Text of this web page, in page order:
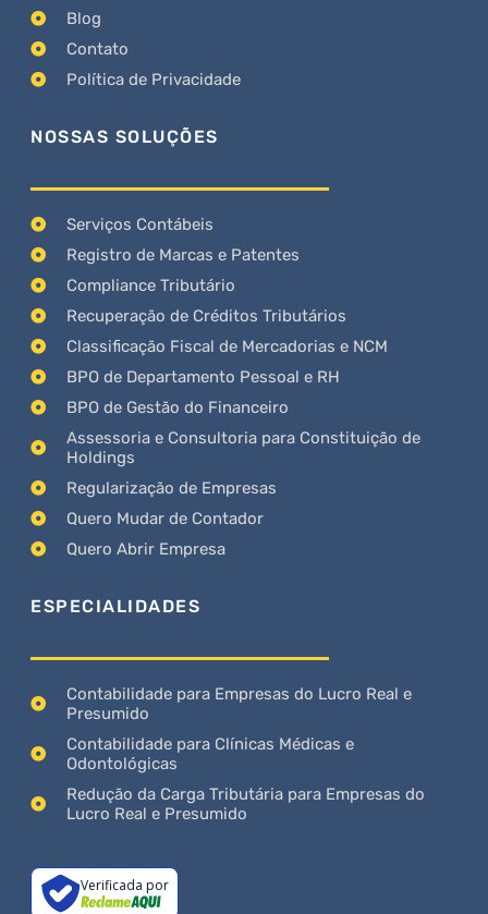
Blog
Contato
Política de Privacidade
NOSSAS SOLUÇÕES
Serviços Contábeis
Registro de Marcas e Patentes
Compliance Tributário
Recuperação de Créditos Tributários
Classificação Fiscal de Mercadorias e NCM
BPO de Departamento Pessoal e RH
BPO de Gestão do Financeiro
Assessoria e Consultoria para Constituição de
Holdings
Regularização de Empresas
Quero Mudar de Contador
Quero Abrir Empresa
ESPECIALIDADES
Contabilidade para Empresas do Lucro Real e
Presumido
Contabilidade para Clínicas Médicas e
Odontológicas
Redução da Carga Tributária para Empresas do
Lucro Real e Presumido
Verificada por